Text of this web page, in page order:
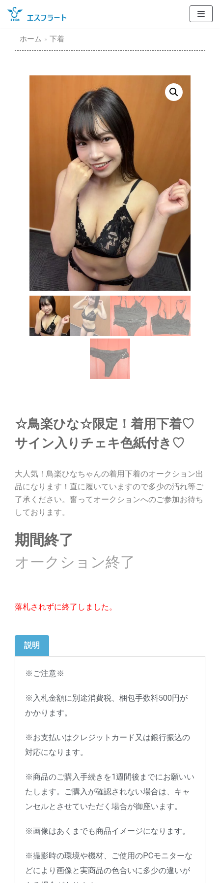
コ
ン
ン
ホーム » 下着
☆鳥楽ひな☆限定！着用下着♡
サイン入りチェキ色紙付き♡
大人気！鳥楽ひなちゃんの着用下着のオークション出
品になります！直に履いていますので多少の汚れ等ご
了承ください。奮ってオークションへのご参加お待ち
しております。
期間終了
落札されずに終了しました。
説明
※ご注意※
※入札金額に別途消費税、梱包手数料500円が
かかります。
※お支払いはクレジットカード又は銀行振込の
対応になります。
※商品のご購入手続きを1週間後までにお願いい
たします。ご購入が確認されない場合は、キャ
ンセルとさせていただく場合が御座います。
※画像はあくまでも商品イメージになります。
※撮影時の環境や機材、ご使用のPCモニターな
どにより画像と実商品の色合いに多少の違いが